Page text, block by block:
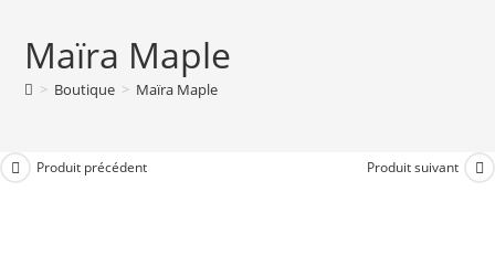
Maïra Maple
> Boutique > Maïra Maple
Produit précédent Produit suivant